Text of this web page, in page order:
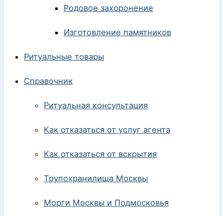
Родовое захоронение
Изготовление памятников
Ритуальные товары
Справочник
Ритуальная консультация
Как отказаться от услуг агента
Как отказаться от вскрытия
Трупохранилища Москвы
Морги Москвы и Подмосковья